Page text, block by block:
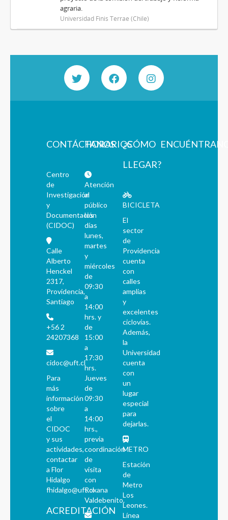
agraria.
Universidad Finis Terrae (Chile)
CONTÁCTANOS
Centro
de
Investigación
y
Documentación
(CIDOC)
Calle
Alberto
Henckel
2317,
Providencia,
Santiago
+56 2
24207368
cidoc@uft.cl
Para
más
información
sobre
el
CIDOC
y sus
actividades,
contactar
a Flor
Hidalgo
fhidalgo@uft.cl
ACREDITACIÓN
HORARIOS
Atención
al
público
los
días
lunes,
martes
y
miércoles
de
09:30
a
14:00
hrs. y
de
15:00
a
17:30
hrs.
Jueves
de
09:30
a
14:00
hrs.,
previa
coordinación
de
visita
con
Roxana
Valdebenito.
¿CÓMO
LLEGAR?
BICICLETA
El
sector
de
Providencia
cuenta
con
calles
amplias
y
excelentes
ciclovías.
Además,
la
Universidad
cuenta
con
un
lugar
especial
para
dejarlas.
METRO
Estación
de
Metro
Los
Leones.
Línea